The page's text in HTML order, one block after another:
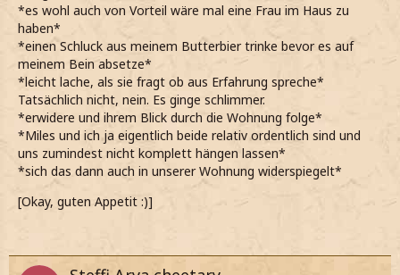
*es wohl auch von Vorteil wäre mal eine Frau im Haus zu
haben*
*einen Schluck aus meinem Butterbier trinke bevor es auf
meinem Bein absetze*
*leicht lache, als sie fragt ob aus Erfahrung spreche*
Tatsächlich nicht, nein. Es ginge schlimmer.
*erwidere und ihrem Blick durch die Wohnung folge*
*Miles und ich ja eigentlich beide relativ ordentlich sind und
uns zumindest nicht komplett hängen lassen*
*sich das dann auch in unserer Wohnung widerspiegelt*
[Okay, guten Appetit :)]